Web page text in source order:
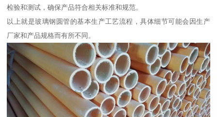
检验和测试，确保产品符合相关标准和规范。
以上就是玻璃钢圆管的基本生产工艺流程，具体细节可能会因生产
厂家和产品规格而有所不同。